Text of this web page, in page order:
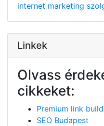
internet marketing
Linkek
Olvass
cikkeket:
Premium link
SEO Budapest